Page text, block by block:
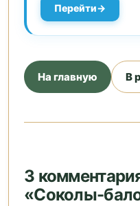
Перейти
На главную В
3
«Cоколы-